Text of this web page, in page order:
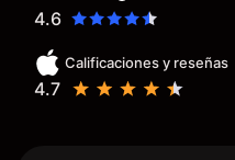
determinado, debido
spread y al volumen
Mientras más activo
dinero te reembolsa.
4.6
Calificaciones y reseñas
4.7